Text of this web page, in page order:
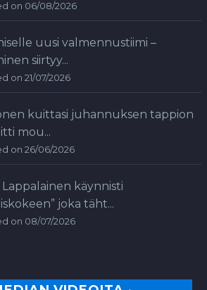
on 06/08/2026
uusi valmennustiimi –
siirtyy...
on 21/07/2026
kuittasi juhannuksen tappion
mou...
on 26/06/2026
Lappalainen käynnisti
joka täht...
on 08/07/2026